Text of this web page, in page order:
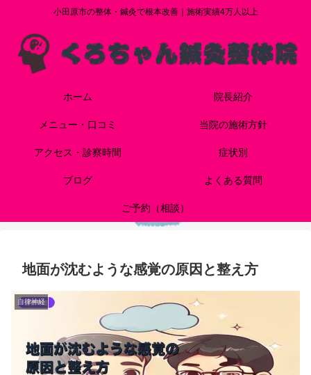
小田原市の整体・鍼灸で根本改善｜施術実績4万人以上
ホーム 院長紹介
メニュー・口コミ 当院の施術方針
アクセス・診察時間 症状別
ブログ よくある質問
ご予約（相談）
地面が沈むような感覚の原因と整え方
自律神経